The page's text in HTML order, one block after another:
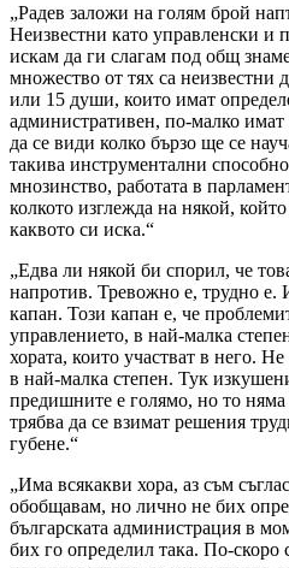
„Радев заложи на голям брой
Неизвестни като управленски и
искам да ги слагам под общ
множество от тях са
или 15 души, които имат
административен, по-малко
да се види колко бързо ще се
такива инструментални
мнозинство, работата в
колкото изглежда на някой,
каквото си иска.“
„Едва ли някой би спорил, че
напротив. Тревожно е, трудно е.
капан. Този капан е, че
управлението, в най-малка
хората, които участват в него.
в най-малка степен. Тук
предишните е голямо, но то
трябва да се взимат решения
губене.“
„Има всякакви хора, аз съм
обобщавам, но лично не бих
българската администрация в
бих го определил така. По-скоро